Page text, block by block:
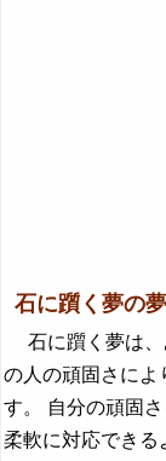
石に躓く夢の
石に躓く夢は、
の人の頑固さによ
す。 自分の頑固
柔軟に対応できる